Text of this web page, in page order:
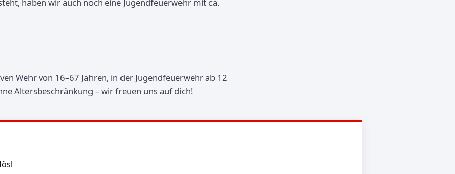
Wehr von 16–67 Jahren, in der Jugendfeuerwehr ab 12
Altersbeschränkung – wir freuen uns auf dich!